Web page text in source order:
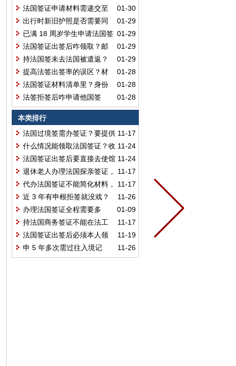
国签证拒签吗？
01-30
法国签证申请材料需递交至
使馆而非签证中心吗？
01-29
出行时新旧护照是否需要同
时携带使用呢？
01-29
已满 18 周岁学生申请法国签
证按成人标准吗？
01-29
法国签证出签后咋领取？邮
寄、代领和自取都可行吗？
01-29
持法国签未去法国被遣返？
影响后续签证申请吗？
01-28
提高法签出签率的误区？材
料造假会有啥严重后果呢？
01-28
法国签证材料清单里？身份
证户口本用交原件吗？
01-28
法签拒签后咋申请他国签
证？怎样打消签证官顾虑呢？
本类排行
11-17
法国过境签需办签证？要提供
第三方国家签证页和往返机票预订
单吗？
11-24
什么情况能领取法国签证？收
到使馆短信就可去签证中心领取
吗？
11-24
法国签证出签后要直接去使馆
领取吗？为何到使馆领取会无人受
理？
11-17
退休老人办理法国探亲签证，
出签率靠经济证明和回国约束力？
代办有帮助吗？
11-17
代办法国签证不能简化材料，
那找代办机构主要能帮申请人解决
哪些问题？
11-26
近 3 年有申根拒签就没戏？
两年内欧洲拒签也影响五年签申请
吗？
01-09
办理法国签证全程需要多
久？常规审核时间在 6 - 8 个工作日
左右吗？
11-17
持法国商务签证不能在法工
作，违者可能被遣返？该如何选对
签证类型？
11-19
法国签证出签后必须本人领
取？有亲友代领、邮寄等替代方式
吗？
11-26
申 5 年多次需过往入境记
录？曾去法国能提高签证获批概率